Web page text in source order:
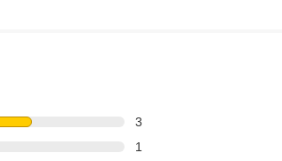
3
1